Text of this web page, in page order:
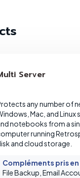
Server
any number of
Mac, and Linux
notebooks from a
running
and cloud storage.
Compléments pris
File Backup, Email